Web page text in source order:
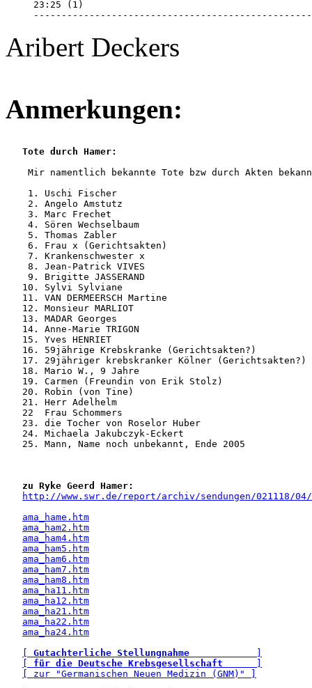
23:25 (1)
Aribert Deckers
Anmerkungen:
Tote durch Hamer:
Mir namentlich bekannte Tote bzw durch Akten
    1. Uschi Fischer
    2. Angelo Amstutz
    3. Marc Frechet
    4. Sören Wechselbaum
    5. Thomas Zabler
    6. Frau x (Gerichtsakten)
    7. Krankenschwester x
    8. Jean-Patrick VIVES
    9. Brigitte JASSERAND
   10. Sylvi Sylviane
   11. VAN DERMEERSCH Martine
   12. Monsieur MARLIOT
   13. MADAR Georges
   14. Anne-Marie TRIGON
   15. Yves HENRIET
   16. 59jährige Krebskranke (Gerichtsakten?)
   17. 29jähriger krebskranker Kölner (Gerichtsakten?)
   18. Mario W., 9 Jahre
   19. Carmen (Freundin von Erik Stolz)
   20. Robin (von Tine)
   21. Herr Adelhelm
   22  Frau Schommers
   23. die Tocher von Roselor Huber
   24. Michaela Jakubczyk-Eckert
   25. Mann, Name noch unbekannt, Ende 2005
zu Ryke Geerd Hamer:
http://www.swr.de/report/archiv/sendungen/021118/
ama_hame.htm
ama_ham2.htm
ama_ham4.htm
ama_ham5.htm
ama_ham6.htm
ama_ham7.htm
ama_ham8.htm
ama_ha11.htm
ama_ha12.htm
ama_ha21.htm
ama_ha22.htm
ama_ha24.htm
Gutachterliche Stellungnahme
für die Deutsche Krebsgesellschaft
[ zur "Germanischen Neuen Medizin (GNM)" ]